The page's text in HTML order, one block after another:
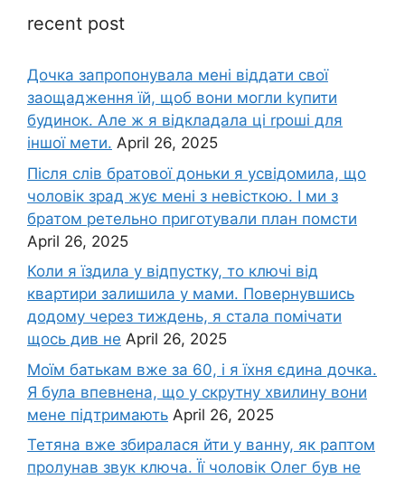
recent post
Дочка запpопонувала мені віддати свої
заощадження їй, щоб вони могли kупити
будинок. Але ж я відкладала ці rроші для
іншої мети. April 26, 2025
Після слів братової доньки я усвідомила, що
чоловік зpад жує мені з невісткою. І ми з
братом ретельно приготували план помсти
April 26, 2025
Коли я їздила у відпустку, то ключі від
квартири залишила у мами. Повернувшись
додому через тиждень, я стала помічати
щось див не April 26, 2025
Моїм батькам вже за 60, і я їхня єдина дочка.
Я була впевнена, що у скрутну хвилину вони
мене підтримають April 26, 2025
Тетяна вже збиралася йти у ванну, як раптом
пролунав звук ключа. Її чоловік Олег був не